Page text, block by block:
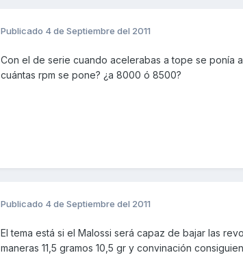
Publicado 4 de Septiembre del 2011
Con el de serie cuando acelerabas a tope se ponía
cuántas rpm se pone? ¿a 8000 ó 8500?
Publicado 4 de Septiembre del 2011
El tema está si el Malossi será capaz de bajar las
maneras 11,5 gramos 10,5 gr y convinación